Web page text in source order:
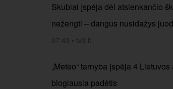
Skubiai įspėja dėl atslenkančio
nežengti – dangus nusidažys
07:43 • tv3.lt
„Meteo“ tarnyba įspėja 4
blogiausia padėtis